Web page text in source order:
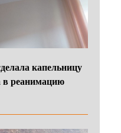
капельницу
в реанимацию